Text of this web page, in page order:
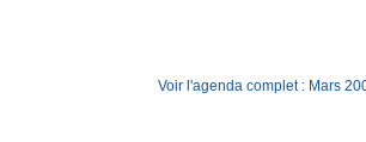
Voir l'agenda complet : Mars